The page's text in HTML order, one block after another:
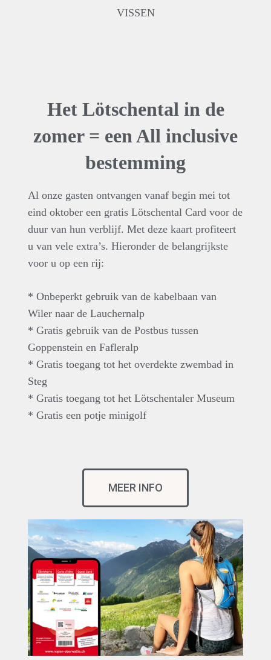
VISSEN
Het Lötschental in de
zomer = een All inclusive
bestemming
Al onze gasten ontvangen vanaf begin mei tot
eind oktober een gratis Lötschental Card voor de
duur van hun verblijf. Met deze kaart profiteert
u van vele extra’s. Hieronder de belangrijkste
voor u op een rij:
* Onbeperkt gebruik van de kabelbaan van
Wiler naar de Lauchernalp
* Gratis gebruik van de Postbus tussen
Goppenstein en Fafleralp
* Gratis toegang tot het overdekte zwembad in
Steg
* Gratis toegang tot het Lötschentaler Museum
* Gratis een potje minigolf
MEER INFO